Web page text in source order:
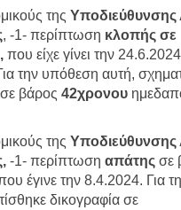
της Υποδιεύθυνσης
, -1- περίπτωση κλοπής σε
που είχε γίνει την
την υπόθεση αυτή,
βάρος 42χρονου
της Υποδιεύθυνσης
-1- περίπτωση απάτης σε
έγινε την 8.4.2024. Για
δικογραφία σε